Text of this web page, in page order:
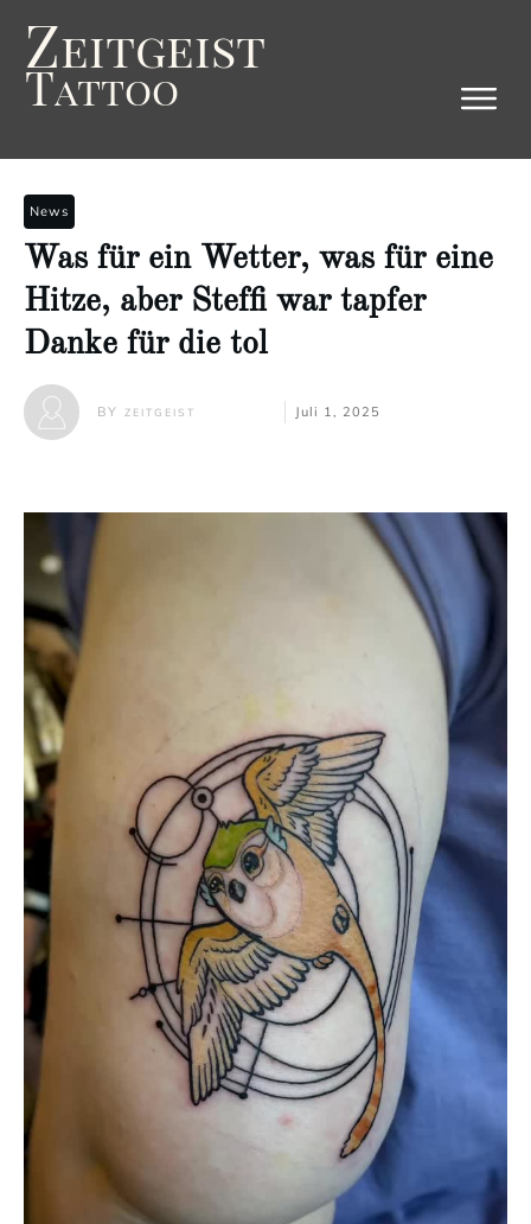
Zeitgeist
Tattoo
News
Was für ein Wetter, was für eine
Hitze, aber Steffi war tapfer
Danke für die tol
BYZEITGEIST Juli 1, 2025